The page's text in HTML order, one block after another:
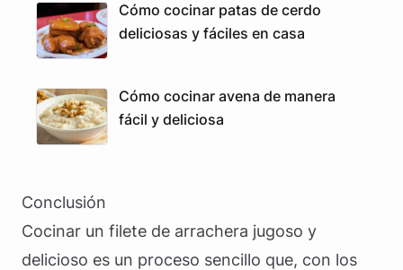
Cómo cocinar patas de cerdo
deliciosas y fáciles en casa
Cómo cocinar avena de manera
fácil y deliciosa
Conclusión
Cocinar un filete de arrachera jugoso y
delicioso es un proceso sencillo que, con los